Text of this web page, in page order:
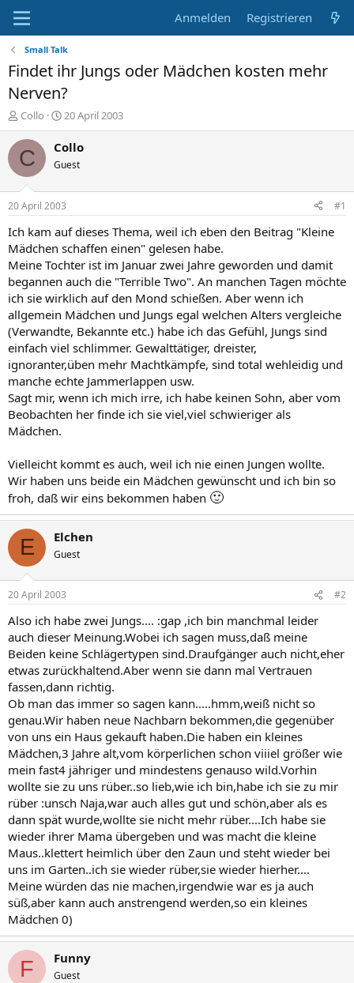
Anmelden Registrieren
Small Talk
Findet ihr Jungs oder Mädchen kosten mehr
Nerven?
E
r
s
t
e
r
Collo
E
r
s
e
l
t
a
20 April 2003
C Collo
Guest
20 April 2003 #1
Ich kam auf dieses Thema, weil ich eben den Beitrag "Kleine
Mädchen schaffen einen" gelesen habe.
Meine Tochter ist im Januar zwei Jahre geworden und damit
begannen auch die "Terrible Two". An manchen Tagen möchte
ich sie wirklich auf den Mond schießen. Aber wenn ich
allgemein Mädchen und Jungs egal welchen Alters vergleiche
(Verwandte, Bekannte etc.) habe ich das Gefühl, Jungs sind
einfach viel schlimmer. Gewalttätiger, dreister,
ignoranter,üben mehr Machtkämpfe, sind total wehleidig und
manche echte Jammerlappen usw.
Sagt mir, wenn ich mich irre, ich habe keinen Sohn, aber vom
Beobachten her finde ich sie viel,viel schwieriger als
Mädchen.
Vielleicht kommt es auch, weil ich nie einen Jungen wollte.
Wir haben uns beide ein Mädchen gewünscht und ich bin so
froh, daß wir eins bekommen haben 🙂
E Elchen
Guest
20 April 2003 #2
Also ich habe zwei Jungs.... :gap ,ich bin manchmal leider
auch dieser Meinung.Wobei ich sagen muss,daß meine
Beiden keine Schlägertypen sind.Draufgänger auch nicht,eher
etwas zurückhaltend.Aber wenn sie dann mal Vertrauen
fassen,dann richtig.
Ob man das immer so sagen kann.....hmm,weiß nicht so
genau.Wir haben neue Nachbarn bekommen,die gegenüber
von uns ein Haus gekauft haben.Die haben ein kleines
Mädchen,3 Jahre alt,vom körperlichen schon viiiel größer wie
mein fast4 jähriger und mindestens genauso wild.Vorhin
wollte sie zu uns rüber..so lieb,wie ich bin,habe ich sie zu mir
rüber :unsch Naja,war auch alles gut und schön,aber als es
dann spät wurde,wollte sie nicht mehr rüber....Ich habe sie
wieder ihrer Mama übergeben und was macht die kleine
Maus..klettert heimlich über den Zaun und steht wieder bei
uns im Garten..ich sie wieder rüber,sie wieder hierher....
Meine würden das nie machen,irgendwie war es ja auch
süß,aber kann auch anstrengend werden,so ein kleines
Mädchen 0)
F Funny
Guest